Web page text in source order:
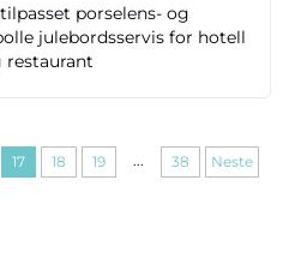
porselens- og
julebordsservis for hotell
restaurant
17 18 19 ... 38 Neste